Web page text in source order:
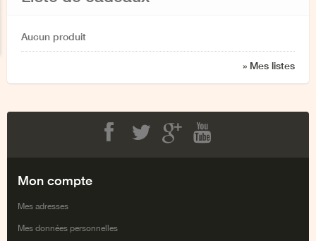
Aucun produit
» Mes listes
Mon compte
Mes adresses
Mes données personnelles